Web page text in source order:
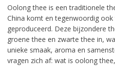
Oolong thee is een traditionele
China komt en tegenwoordig
geproduceerd. Deze bijzondere
groene thee en zwarte thee in,
unieke smaak, aroma en
vragen zich af: wat is oolong